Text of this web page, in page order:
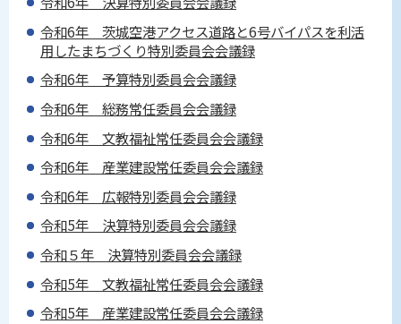
令和6年 茨城空港アクセス道路と6号バイパスを利活
用したまちづくり特別委員会会議録
令和6年 予算特別委員会会議録
令和6年 総務常任委員会会議録
令和6年 文教福祉常任委員会会議録
令和6年 産業建設常任委員会会議録
令和6年 広報特別委員会会議録
令和5年 決算特別委員会会議録
令和５年 決算特別委員会会議録
令和5年 文教福祉常任委員会会議録
令和5年 産業建設常任委員会会議録